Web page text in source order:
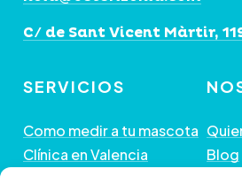
C/ de Sant Vicent Màrtir,
SERVICIOS
Como medir a tu mascota
Clínica en Valencia
Blog